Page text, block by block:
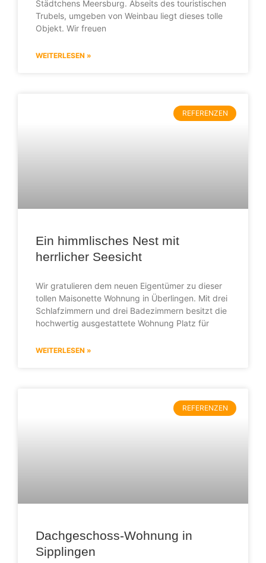
Städtchens Meersburg. Abseits des touristischen
Trubels, umgeben von Weinbau liegt dieses tolle
Objekt. Wir freuen
WEITERLESEN »
REFERENZEN
Ein himmlisches Nest mit
herrlicher Seesicht
Wir gratulieren dem neuen Eigentümer zu dieser
tollen Maisonette Wohnung in Überlingen. Mit drei
Schlafzimmern und drei Badezimmern besitzt die
hochwertig ausgestattete Wohnung Platz für
WEITERLESEN »
REFERENZEN
Dachgeschoss-Wohnung in
Sipplingen